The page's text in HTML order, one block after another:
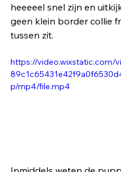
heeeeel snel zijn en
geen klein border collie
tussen zit.
https://video.wixstatic.com/
p/mp4/file.mp4